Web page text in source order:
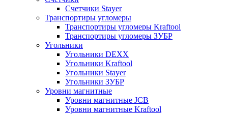
Счетчики Stayer
Транспортиры угломеры
Транспортиры угломеры Kraftool
Транспортиры угломеры ЗУБР
Угольники
Угольники DEXX
Угольники Kraftool
Угольники Stayer
Угольники ЗУБР
Уровни магнитные
Уровни магнитные JCB
Уровни магнитные Kraftool